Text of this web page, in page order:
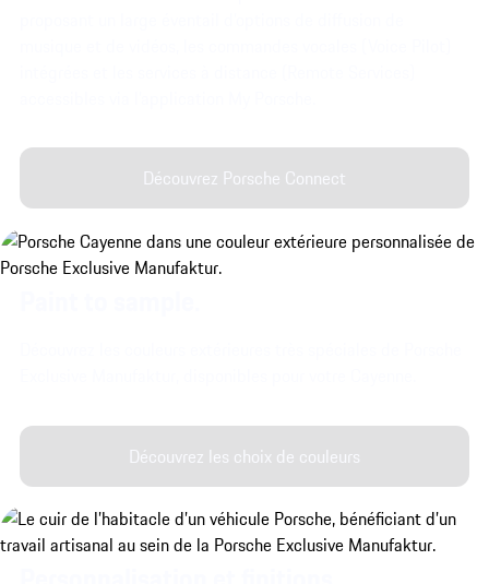
Découvrez Porsche Connect
Découvrez les choix de couleurs